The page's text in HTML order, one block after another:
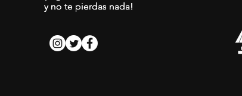
y no te pierdas nada!
y no te pierdas nada!
y no te pierdas nada!